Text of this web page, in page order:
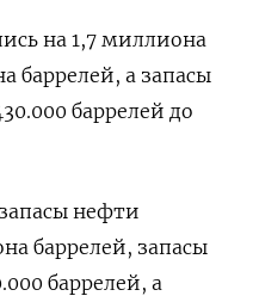
на ‌1,7 миллиона
‌баррелей, а запасы
​баррелей ​до
нефти
баррелей, запасы
баррелей, ⁠а